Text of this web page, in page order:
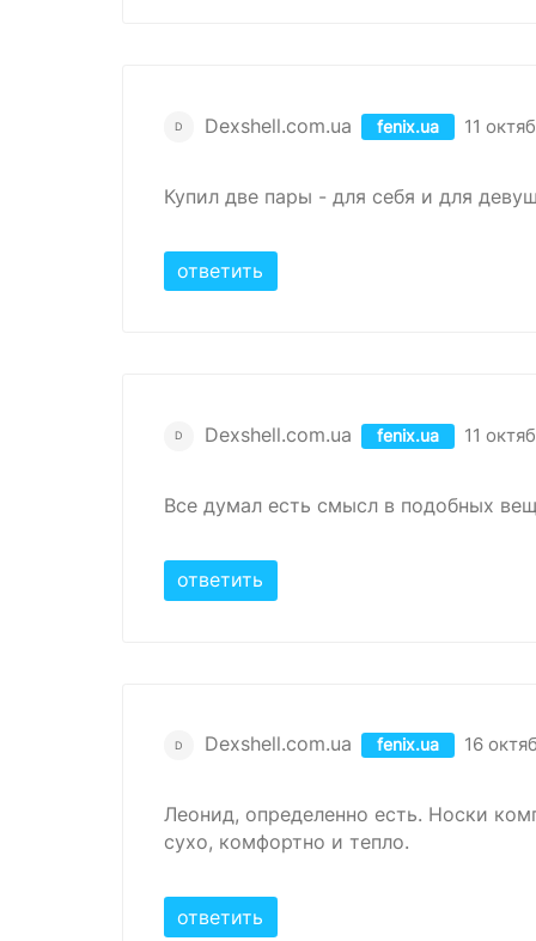
D Dexshell.com.ua fenix.ua 11
Купил две пары - для себя и для
ответить
D Dexshell.com.ua fenix.ua 11
Все думал есть смысл в подобных
ответить
D Dexshell.com.ua fenix.ua 16
Леонид, определенно есть. Носки
сухо, комфортно и тепло.
ответить